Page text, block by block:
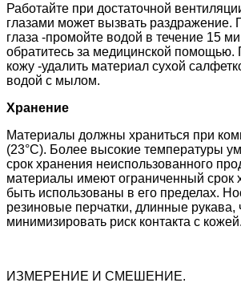
Работайте при достаточной
глазами может вызвать раздражение.
глаза -промойте водой в течение 15
обратитесь за медицинской помощью.
кожу -удалить материал сухой
водой с мылом.
Хранение
Материалы должны храниться при
(23°C). Более высокие температуры
срок хранения неиспользованного
материалы имеют ограниченный срок
быть использованы в его пределах.
резиновые перчатки, длинные рукава,
минимизировать риск контакта с кожей.
ИЗМЕРЕНИЕ И СМЕШЕНИЕ.